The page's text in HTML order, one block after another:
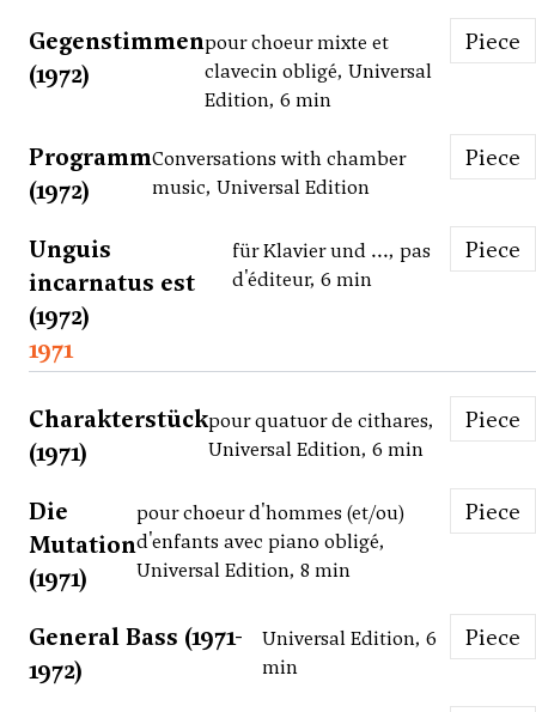
Gegenstimmen
(1972)
pour choeur mixte et
clavecin obligé, Universal
Edition, 6 min
Piece
Programm
(1972)
Conversations with chamber
music, Universal Edition
Piece
Unguis
incarnatus est
(1972)
für Klavier und ..., pas
d'éditeur, 6 min
Piece
1971
Charakterstück
(1971)
pour quatuor de cithares,
Universal Edition, 6 min
Piece
Die
Mutation
(1971)
pour choeur d'hommes (et/ou)
d'enfants avec piano obligé,
Universal Edition, 8 min
Piece
General Bass (1971-
1972)
Universal Edition, 6
min
Piece